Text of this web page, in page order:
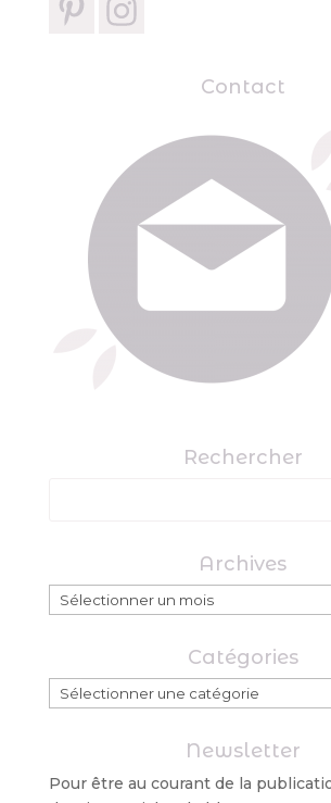
Contact
Rechercher
Archives
Archives
Catégories
Catégories
Newsletter
Pour être au courant de la